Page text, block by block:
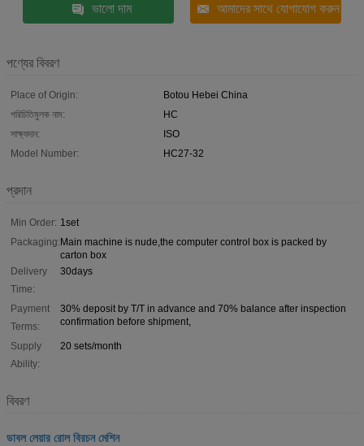
ভালো দাম আমাদের সাথে যোগাযোগ করুন
পণ্যের বিবরণ
Place of Origin:
Botou Hebei China
পরিচিতিমুলক নাম:
HC
সাক্ষ্যদান:
ISO
Model Number:
HC27-32
প্রদান
Min Order: 1set
Packaging:Main machine is nude,the computer control box is packed by
carton box
Delivery
Time:
30days
Payment
Terms:
30% deposit by T/T in advance and 70% balance after inspection
confirmation before shipment,
Supply
Ability:
20 sets/month
বিবরণ
ডাবল লেয়ার রোল বিরচন মেশিন